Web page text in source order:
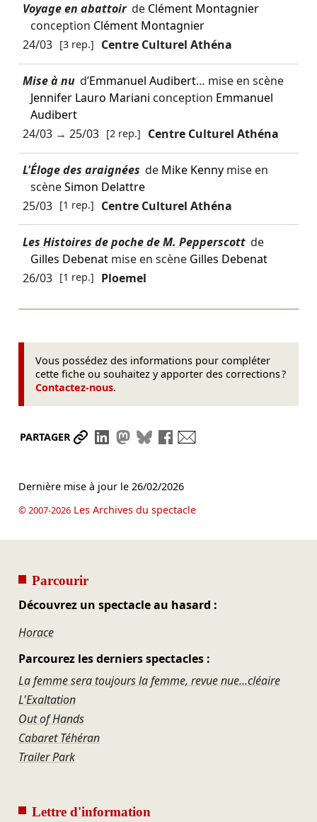
Voyage en abattoir de Clément Montagnier
conception Clément Montagnier
24/03 [3 rep.] Centre Culturel Athéna
Mise à nu d’Emmanuel Audibert… mise en scène
Jennifer Lauro Mariani conception Emmanuel
Audibert
24/03→ 25/03 [2 rep.] Centre Culturel Athéna
L'Éloge des araignées de Mike Kennymise en
scèneSimon Delattre
25/03 [1 rep.] Centre Culturel Athéna
Les Histoires de poche de M. Pepperscott de
Gilles Debenatmise en scène Gilles Debenat
26/03 [1 rep.] Ploemel
Vous possédez des informations pour compléter
cette fiche ou souhaitez y apporter des corrections ?
Contactez-nous.
PARTAGER Partager le lien
Partager sur LinkedIn
Partager sur Mastodon
Partager sur Bluesky
Partager sur Facebook
Dernière mise à jour le 26/02/2026
© 2007-2026Les Archives du spectacle
Parcourir
Découvrez un spectacle au hasard :
Horace
Parcourez les derniers spectacles :
La femme sera toujours la femme, revue nue...cléaire
L'Exaltation
Out of Hands
Cabaret Téhéran
Trailer Park
Lettre d'information